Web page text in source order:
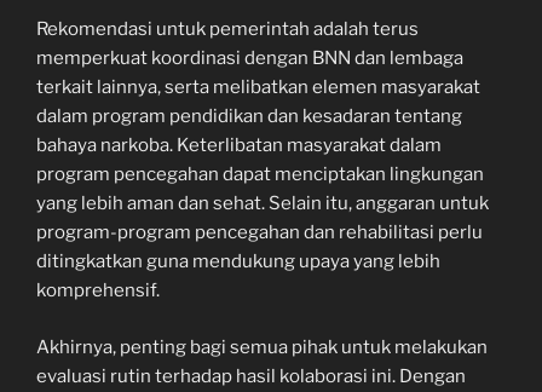
Rekomendasi untuk pemerintah adalah terus
memperkuat koordinasi dengan BNN dan lembaga
terkait lainnya, serta melibatkan elemen masyarakat
dalam program pendidikan dan kesadaran tentang
bahaya narkoba. Keterlibatan masyarakat dalam
program pencegahan dapat menciptakan lingkungan
yang lebih aman dan sehat. Selain itu, anggaran untuk
program-program pencegahan dan rehabilitasi perlu
ditingkatkan guna mendukung upaya yang lebih
komprehensif.
Akhirnya, penting bagi semua pihak untuk melakukan
evaluasi rutin terhadap hasil kolaborasi ini. Dengan